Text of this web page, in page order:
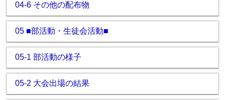
04-6 その他の配布物
05 ■部活動・生徒会活動■
05-1 部活動の様子
05-2 大会出場の結果